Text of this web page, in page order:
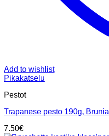
Add to wishlist
Pikakatselu
Pestot
Trapanese pesto 190g, Brunia
7.50€